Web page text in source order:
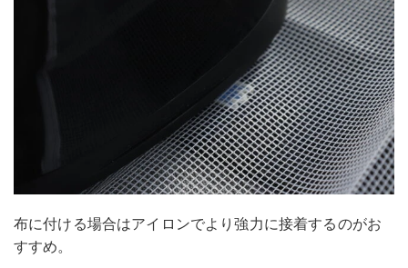
布に付ける場合はアイロンでより強力に接着するのがお
すすめ。